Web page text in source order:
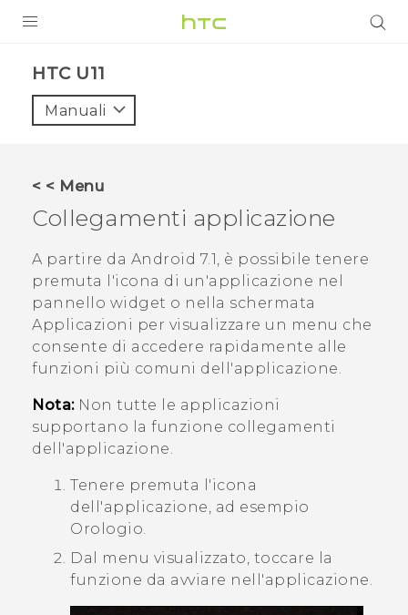
VIVE
ASSISTENZA
Accessori e dispositivi HTC
Accesso
HTC U11‎
Manuali
< < Menu
Collegamenti applicazione
A partire da Android 7.1, è possibile tenere
premuta l'icona di un'applicazione nel
pannello widget o nella schermata
Applicazioni per visualizzare un menu che
consente di accedere rapidamente alle
funzioni più comuni dell'applicazione.
Nota:Non tutte le applicazioni
supportano la funzione collegamenti
dell'applicazione.
Tenere premuta l'icona
dell'applicazione, ad esempio
Orologio.
Dal menu visualizzato, toccare la
funzione da avviare nell'applicazione.